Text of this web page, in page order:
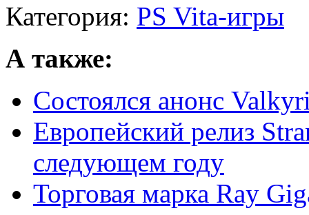
Категория: PS Vita-игры
А также:
Состоялся анонс
Европейский релиз
следующем году
Торговая марка Ray